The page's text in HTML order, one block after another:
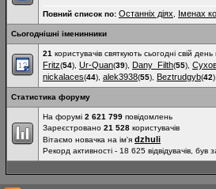
Повний список по: Останніх діях Іменах
Сьогоднішні іменинники
21 користувачів святкують сьогодні свій
Fritz(54), Ur-Quan(39), Dany_Filth(55),
nickalaces(44), alek3938(55), Beztrudgyb(42),
Статистика форуму
На форумі 2 621 799 повідомлень
Зареєстровано 21 528 користувачів
Вітаємо новачка на ім'я dzhuli
Рекорд активності - 18 625 відвідувачів,